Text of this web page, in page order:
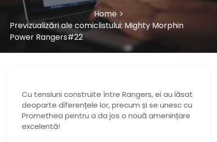
Home
Previzualizări ale comiclistului: Mighty Morphin
Power Rangers#22
Cu tensiuni construite între Rangers, ei au lăsat
deoparte diferențele lor, precum și se unesc cu
Promethea pentru a da jos o nouă amenințare
excelentă!